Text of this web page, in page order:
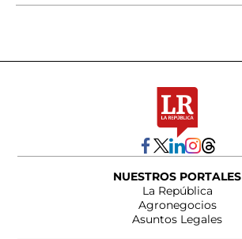
NUESTROS PORTALES
La República
Agronegocios
Asuntos Legales